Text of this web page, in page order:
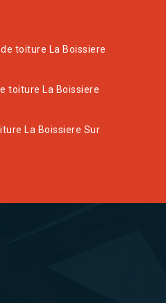
toiture La Boissiere
toiture La Boissiere
La Boissiere Sur